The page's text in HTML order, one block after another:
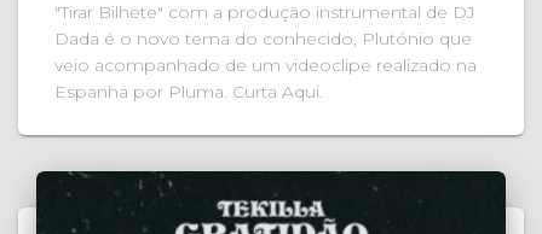
"Tirar Bilhete" com a produção instrumental de DJ
Dada é o novo tema do conhecido, Plutónio que
veio acompanhado de um videoclipe realizado na
Espanha por Pluma. Curta Aqui.